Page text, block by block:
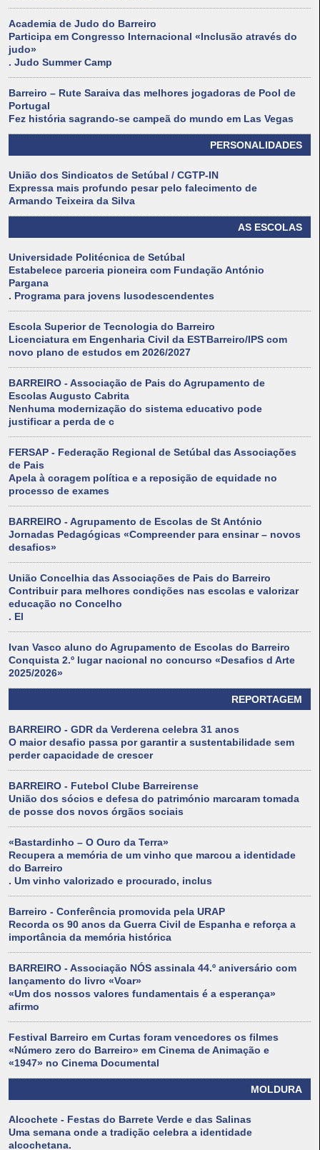
Academia de Judo do Barreiro
Participa em Congresso Internacional «Inclusão através do
judo»
. Judo Summer Camp
Barreiro – Rute Saraiva das melhores jogadoras de Pool de
Portugal
Fez história sagrando-se campeã do mundo em Las Vegas
PERSONALIDADES
União dos Sindicatos de Setúbal / CGTP-IN
Expressa mais profundo pesar pelo falecimento de
Armando Teixeira da Silva
AS ESCOLAS
Universidade Politécnica de Setúbal
Estabelece parceria pioneira com Fundação António
Pargana
. Programa para jovens lusodescendentes
Escola Superior de Tecnologia do Barreiro
Licenciatura em Engenharia Civil da ESTBarreiro/IPS com
novo plano de estudos em 2026/2027
BARREIRO - Associação de Pais do Agrupamento de
Escolas Augusto Cabrita
Nenhuma modernização do sistema educativo pode
justificar a perda de c
FERSAP - Federação Regional de Setúbal das Associações
de Pais
Apela à coragem política e a reposição de equidade no
processo de exames
BARREIRO - Agrupamento de Escolas de St António
Jornadas Pedagógicas «Compreender para ensinar – novos
desafios»
União Concelhia das Associações de Pais do Barreiro
Contribuir para melhores condições nas escolas e valorizar
educação no Concelho
. El
Ivan Vasco aluno do Agrupamento de Escolas do Barreiro
Conquista 2.º lugar nacional no concurso «Desafios d Arte
2025/2026»
REPORTAGEM
BARREIRO - GDR da Verderena celebra 31 anos
O maior desafio passa por garantir a sustentabilidade sem
perder capacidade de crescer
BARREIRO - Futebol Clube Barreirense
União dos sócios e defesa do património marcaram tomada
de posse dos novos órgãos sociais
«Bastardinho – O Ouro da Terra»
Recupera a memória de um vinho que marcou a identidade
do Barreiro
. Um vinho valorizado e procurado, inclus
Barreiro - Conferência promovida pela URAP
Recorda os 90 anos da Guerra Civil de Espanha e reforça a
importância da memória histórica
BARREIRO - Associação NÓS assinala 44.º aniversário com
lançamento do livro «Voar»
«Um dos nossos valores fundamentais é a esperança»
afirmo
Festival Barreiro em Curtas foram vencedores os filmes
«Número zero do Barreiro» em Cinema de Animação e
«1947» no Cinema Documental
MOLDURA
Alcochete - Festas do Barrete Verde e das Salinas
Uma semana onde a tradição celebra a identidade
alcochetana.